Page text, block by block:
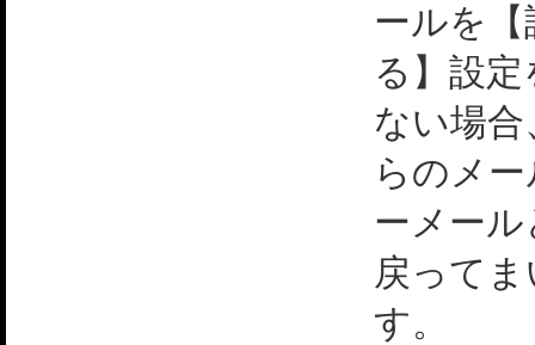
ールを【
る】設
ない場
らのメ
ーメー
戻って
す。